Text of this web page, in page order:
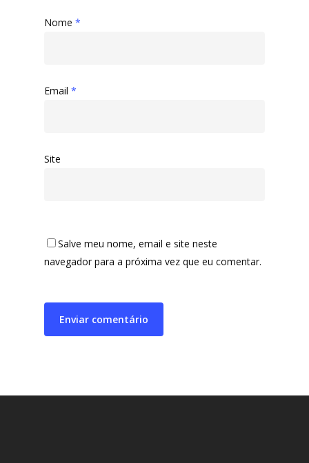
Nome *
Email *
Site
Salve meu nome, email e site neste
navegador para a próxima vez que eu comentar.